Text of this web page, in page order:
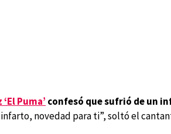
Puma’ confesó que sufrió de un
novedad para ti”, soltó el